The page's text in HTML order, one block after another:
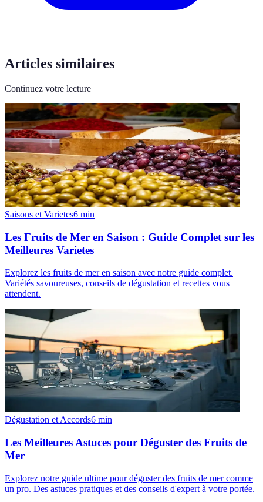
Articles similaires
Continuez votre lecture
Saisons et Varietes6 min
Les Fruits de Mer en Saison : Guide Complet sur les
Meilleures Varietes
Explorez les fruits de mer en saison avec notre guide complet.
Variétés savoureuses, conseils de dégustation et recettes vous
attendent.
Dégustation et Accords6 min
Les Meilleures Astuces pour Déguster des Fruits de
Mer
Explorez notre guide ultime pour déguster des fruits de mer comme
un pro. Des astuces pratiques et des conseils d'expert à votre portée.